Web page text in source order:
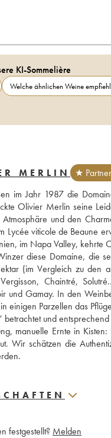
KI-Sommelière
Welche ähnlichen Weine
MERLIN
★
im Jahr 1987 die
Olivier Merlin seine
und den
Lycée viticole de Beaune
im Napa Valley,
diese Domaine, die
(im Vergleich zu den
Chaintré,
und Gamay. In den
einigen Parzellen das
und
manuelle Ernte in
Wir schätzen die
festgestellt? Melden